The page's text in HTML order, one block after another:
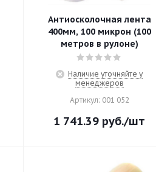
Антиосколочная лента
400мм, 100 микрон (100
метров в рулоне)
Наличие уточняйте у
менеджеров
Артикул: 001 052
1 741.39 руб./шт